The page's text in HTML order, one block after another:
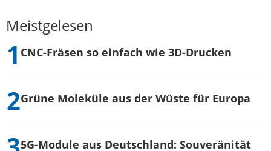
Meistgelesen
CNC-Fräsen so einfach wie 3D-Drucken
Grüne Moleküle aus der Wüste für Europa
5G-Module aus Deutschland: Souveränität